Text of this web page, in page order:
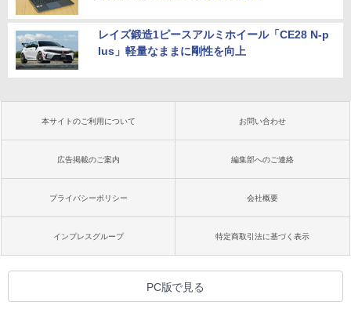
レイズ鍛造1ピースアルミホイール「CE28 N-p
lus」軽量なままに剛性を向上
本サイトのご利用について お問い合わせ
広告掲載のご案内 編集部へのご連絡
プライバシーポリシー 会社概要
インプレスグループ 特定商取引法に基づく表示
PC版で見る